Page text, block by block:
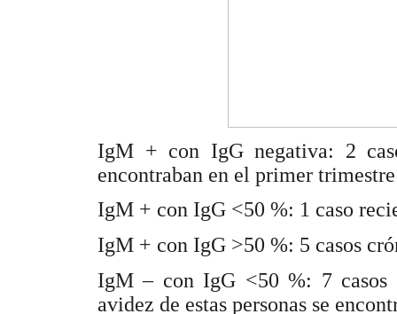
IgM + con IgG negativa: 2
encontraban en el primer trimestre
IgM + con IgG <50 %: 1 caso
IgM + con IgG >50 %: 5 casos
IgM – con IgG <50 %: 7 casos
avidez de estas personas se